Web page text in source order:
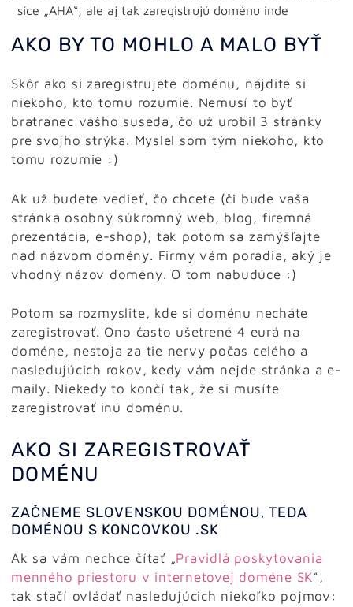
síce „AHA“, ale aj tak zaregistrujú doménu inde
AKO BY TO MOHLO A MALO BYŤ
Skôr ako si zaregistrujete doménu, nájdite si
niekoho, kto tomu rozumie. Nemusí to byť
bratranec vášho suseda, čo už urobil 3 stránky
pre svojho strýka. Myslel som tým niekoho, kto
tomu rozumie :)
Ak už budete vedieť, čo chcete (či bude vaša
stránka osobný súkromný web, blog, firemná
prezentácia, e-shop), tak potom sa zamýšľajte
nad názvom domény. Firmy vám poradia, aký je
vhodný názov domény. O tom nabudúce :)
Potom sa rozmyslite, kde si doménu necháte
zaregistrovať. Ono často ušetrené 4 eurá na
doméne, nestoja za tie nervy počas celého a
nasledujúcich rokov, kedy vám nejde stránka a e-
maily. Niekedy to končí tak, že si musíte
zaregistrovať inú doménu.
AKO SI ZAREGISTROVAŤ
DOMÉNU
ZAČNEME SLOVENSKOU DOMÉNOU, TEDA
DOMÉNOU S KONCOVKOU .SK
Ak sa vám nechce čítať „Pravidlá poskytovania
menného priestoru v internetovej doméne SK“,
tak stačí ovládať nasledujúcich niekoľko pojmov: